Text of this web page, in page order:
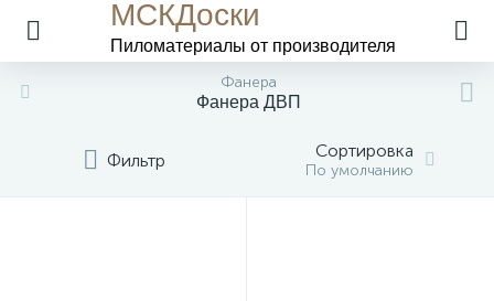
МСКДоски
Пиломатериалы от производителя
Фанера
Фанера ДВП
Фильтр Сортировка
По умолчанию